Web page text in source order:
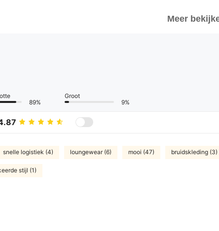
Meer
89%
Groot
9%
snelle logistiek (4) loungewear (6) mooi (47) bruidskleding (3)
stijl (1)